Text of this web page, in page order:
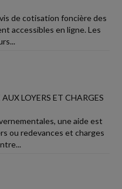
de cotisation foncière des
accessibles en ligne. Les
LOYERS ET CHARGES
une aide est
ou redevances et charges